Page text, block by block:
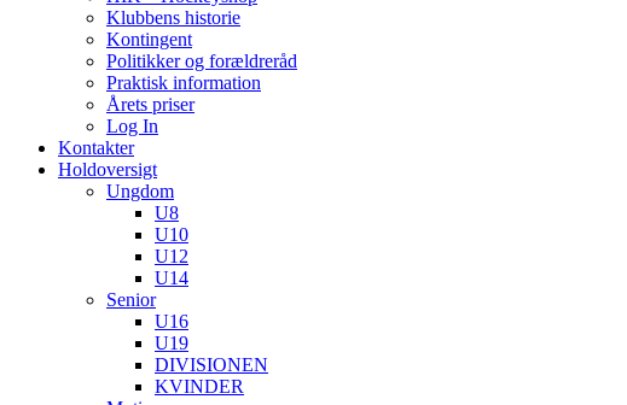
Klubbens historie
Kontingent
Politikker og forældreråd
Praktisk information
Årets priser
Log In
Kontakter
Holdoversigt
Ungdom
U8
U10
U12
U14
Senior
U16
U19
DIVISIONEN
KVINDER